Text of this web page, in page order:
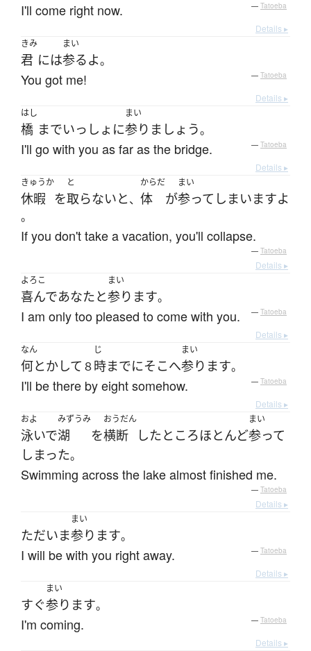
I'll come right now. — Tatoeba
Details ▸
きみ
君 には
まい
参るよ。
You got me! — Tatoeba
Details ▸
はし
橋 までいっしょ に
まい
参りましょう。
I'll go with you as far as the bridge. — Tatoeba
Details ▸
きゅうか
休暇 を
と
取らないと、
からだ
体 が
まい
参って しまいますよ
。
If you don't take a vacation, you'll collapse.
— Tatoeba
Details ▸
よろこ
喜んであなたと
まい
参ります。
I am only too pleased to come with you. — Tatoeba
Details ▸
なん
何とかして ８
じ
時までにそこへ
まい
参ります。
I'll be there by eight somehow. — Tatoeba
Details ▸
およ
泳いで
みずうみ
湖 を
おうだん
横断 したところほとんど
まい
参って
しまった。
Swimming across the lake almost finished me.
— Tatoeba
Details ▸
ただいま
まい
参ります。
I will be with you right away. — Tatoeba
Details ▸
すぐ
まい
参ります。
I'm coming. — Tatoeba
Details ▸